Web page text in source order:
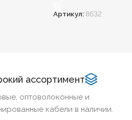
Артикул:8632
ассортимент
оптоволоконные и
кабели в наличии.